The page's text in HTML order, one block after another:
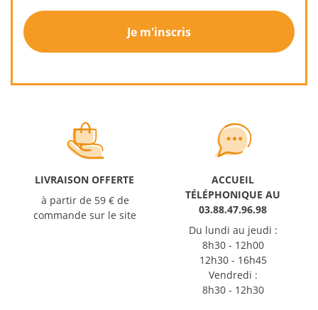
Je m'inscris
LIVRAISON OFFERTE
à partir de 59 € de
commande sur le site
ACCUEIL
TÉLÉPHONIQUE AU
03.88.47.96.98
Du lundi au jeudi :
8h30 - 12h00
12h30 - 16h45
Vendredi :
8h30 - 12h30